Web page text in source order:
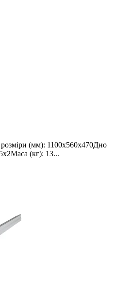
(мм): 1100х560х470Дно
(кг): 13...